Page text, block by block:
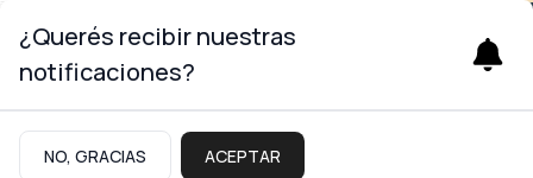
Trabajo
¿Querés recibir nuestras
notificaciones?
NO, GRACIAS ACEPTAR